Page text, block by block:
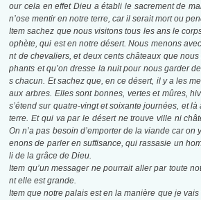
our cela en effet Dieu a établi le sacrement de
n’ose mentir en notre terre, car il serait mort ou
Item sachez que nous visitons tous les ans le
ophète, qui est en notre désert. Nous menons
nt de chevaliers, et deux cents châteaux que
phants et qu’on dresse la nuit pour nous garder
s chacun. Et sachez que, en ce désert, il y a les
aux arbres. Elles sont bonnes, vertes et mûres,
s’étend sur quatre-vingt et soixante journées, et là
terre. Et qui va par le désert ne trouve ville ni
On n’a pas besoin d’emporter de la viande car on
enons de parler en suffisance, qui rassasie un
li de la grâce de Dieu.
Item qu’un messager ne pourrait aller par toute
nt elle est grande.
Item que notre palais est en la manière que je vais